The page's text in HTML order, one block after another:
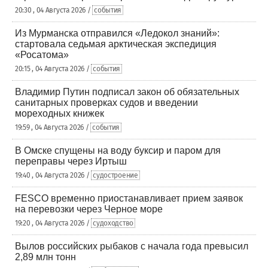
20:30 , 04 Августа 2026 / события
Из Мурманска отправился «Ледокол знаний»:
стартовала седьмая арктическая экспедиция
«Росатома»
20:15 , 04 Августа 2026 / события
Владимир Путин подписал закон об обязательных
санитарных проверках судов и введении
мореходных книжек
19:59 , 04 Августа 2026 / события
В Омске спущены на воду буксир и паром для
переправы через Иртыш
19:40 , 04 Августа 2026 / судостроение
FESCO временно приостанавливает прием заявок
на перевозки через Черное море
19:20 , 04 Августа 2026 / судоходство
Вылов российских рыбаков с начала года превысил
2,89 млн тонн